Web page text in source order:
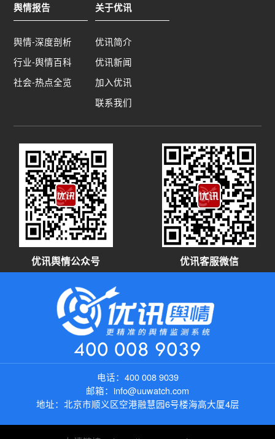
舆情报告
舆情-深度剖析
行业-舆情百科
社会-热点全览
关于优讯
优讯简介
优讯新闻
加入优讯
联系我们
优讯舆情公众号 优讯客服微信
400 008 9039
电话： 400 008 9039
邮箱： info@uuwatch.com
地址： 北京市顺义区空港融慧园6号楼海高大厦4层